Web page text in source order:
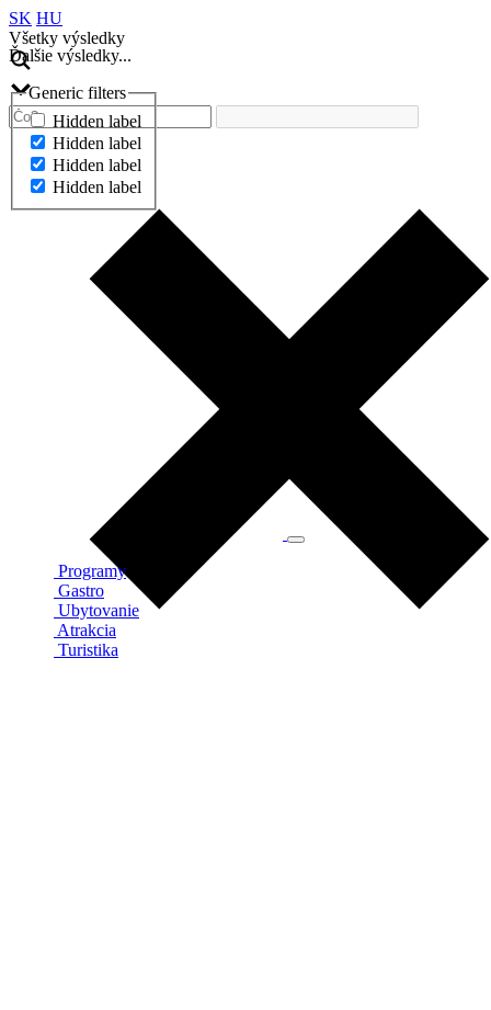
SK HU
Všetky výsledky
Ďalšie výsledky...
Generic filters
Hidden label
Hidden label
Hidden label
Hidden label
Ďalšie výsledky...
Programy
Gastro
Ubytovanie
Atrakcia
Turistika